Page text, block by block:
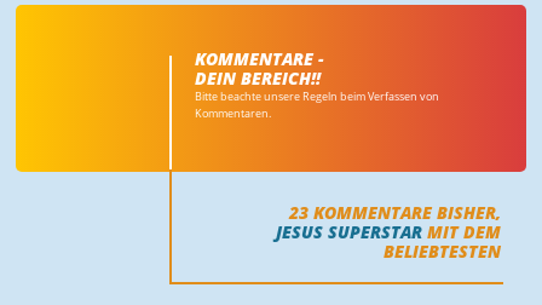
KOMMENTARE -
DEIN BEREICH!!
Bitte beachte unsere Regeln beim Verfassen von
Kommentaren.
23 KOMMENTARE BISHER,
JESUS SUPERSTAR MIT DEM
BELIEBTESTEN